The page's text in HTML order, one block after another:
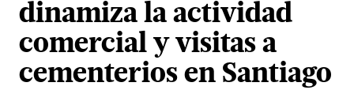
dinamiza la actividad
comercial y visitas a
cementerios en Santiago